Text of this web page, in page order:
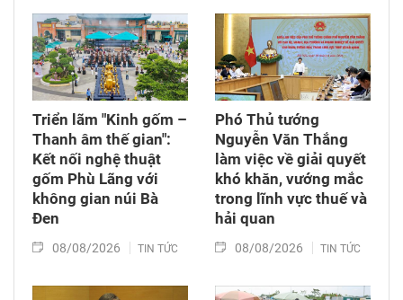
Triển lãm "Kinh gốm –
Thanh âm thế gian":
Kết nối nghệ thuật
gốm Phù Lãng với
không gian núi Bà
Đen
08/08/2026 TIN TỨC
Phó Thủ tướng
Nguyễn Văn Thắng
làm việc về giải quyết
khó khăn, vướng mắc
trong lĩnh vực thuế và
hải quan
08/08/2026 TIN TỨC